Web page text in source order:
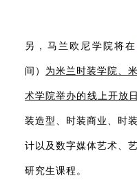
另，马兰欧尼学院将在
间） 为米兰时装学院、
术学院举办的线上开放日
装造型、时装商业、时
计以及数字媒体艺术、
研究生课程。